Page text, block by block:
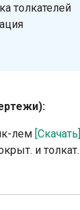
толкателей
лем [Скачать]
и толкат.